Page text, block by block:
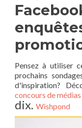
Pensez à utiliser
prochains
d'inspiration?
concours de
dix. Wishpond